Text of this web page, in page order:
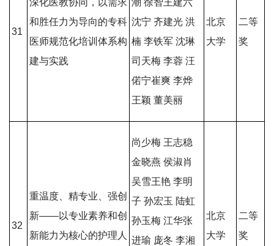
31
深化医教协同，以需求
和胜任力为导向的专科
医师规范化培训体系构
建与实践
潮 徐智王建六
沈宁 齐建光 洪
楠 李铁军 沈琳
司天梅 李蓉 汪
偌宁崔爽 李烨
王颖 董美丽
北京
大学
二等
奖
32
重温度、精专业、强创
新——以专业素养和创
新能力为核心的护理人
尚少梅 王志稳
金晓燕 侯淑肖
吴雪王艳 李明
子 孙宏玉 陆虹
孙玉梅 江华张
进瑜 庞冬 李湘
北京
大学
二等
奖